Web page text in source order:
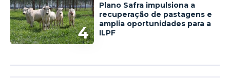
4
Plano Safra impulsiona a
recuperação de pastagens e
amplia oportunidades para a
ILPF